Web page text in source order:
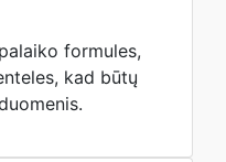
formules,
kad būtų